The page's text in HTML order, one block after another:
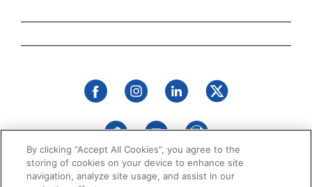
By clicking “Accept All Cookies”, you agree to the
storing of cookies on your device to enhance site
navigation, analyze site usage, and assist in our